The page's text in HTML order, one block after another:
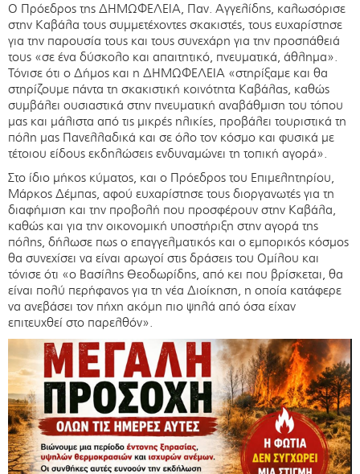
Ο Πρόεδρος της ΔΗΜΩΦΕΛΕΙΑ, Παν. Αγγελίδης, καλωσόρισε
στην Καβάλα τους συμμετέχοντες σκακιστές, τους ευχαρίστησε
για την παρουσία τους και τους συνεχάρη για την προσπάθειά
τους «σε ένα δύσκολο και απαιτητικό, πνευματικά, άθλημα».
Τόνισε ότι ο Δήμος και η ΔΗΜΩΦΕΛΕΙΑ «στηρίξαμε και θα
στηρίζουμε πάντα τη σκακιστική κοινότητα Καβάλας, καθώς
συμβάλει ουσιαστικά στην πνευματική αναβάθμιση του τόπου
μας και μάλιστα από τις μικρές ηλικίες, προβάλει τουριστικά τη
πόλη μας Πανελλαδικά και σε όλο τον κόσμο και φυσικά με
τέτοιου είδους εκδηλώσεις ενδυναμώνει τη τοπική αγορά».
Στο ίδιο μήκος κύματος, και ο Πρόεδρος του Επιμελητηρίου,
Μάρκος Δέμπας, αφού ευχαρίστησε τους διοργανωτές για τη
διαφήμιση και την προβολή που προσφέρουν στην Καβάλα,
καθώς και για την οικονομική υποστήριξη στην αγορά της
πόλης, δήλωσε πως ο επαγγελματικός και ο εμπορικός κόσμος
θα συνεχίσει να είναι αρωγοί στις δράσεις του Ομίλου και
τόνισε ότι «ο Βασίλης Θεοδωρίδης, από κει που βρίσκεται, θα
είναι πολύ περήφανος για τη νέα Διοίκηση, η οποία κατάφερε
να ανεβάσει τον πήχη ακόμη πιο ψηλά από όσα είχαν
επιτευχθεί στο παρελθόν».